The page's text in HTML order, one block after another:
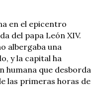
en el epicentro
del papa León XIV.
albergaba una
y la capital ha
humana que desborda
las primeras horas de